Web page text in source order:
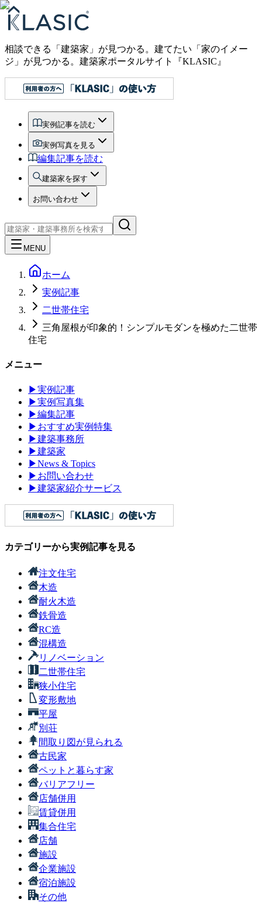
相談できる「建築家」が見つかる。建てたい「家のイメー
ジ」が見つかる。 建築家ポータルサイト『KLASIC』
実例記事を読む
実例写真を見る
編集記事を読む
建築家を探す
お問い合わせ
MENU
ホーム
実例記事
二世帯住宅
三角屋根が印象的！シンプルモダンを極めた二世帯
住宅
メニュー
▶実例記事
▶実例写真集
▶編集記事
▶ おすすめ実例特集
▶建築事務所
▶建築家
▶News & Topics
▶ お問い合わせ
▶建築家紹介サービス
カテゴリーから実例記事を見る
注文住宅
木造
耐火木造
鉄骨造
RC造
混構造
リノベーション
二世帯住宅
狭小住宅
変形敷地
平屋
別荘
間取り図が見られる
古民家
ペットと暮らす家
バリアフリー
店舗併用
賃貸併用
集合住宅
店舗
施設
企業施設
宿泊施設
その他